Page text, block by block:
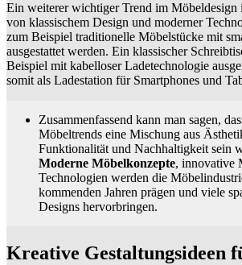
Ein weiterer wichtiger Trend im Möbeldesign
von klassischem Design und moderner
zum Beispiel traditionelle Möbelstücke mit
ausgestattet werden. Ein klassischer
Beispiel mit kabelloser Ladetechnologie
somit als Ladestation für Smartphones und
Zusammenfassend kann man sagen,
Möbeltrends eine Mischung aus
Funktionalität und Nachhaltigkeit sein
Moderne Möbelkonzepte, innovative
Technologien werden die
kommenden Jahren prägen und viele
Designs hervorbringen.
Kreative Gestaltungsideen